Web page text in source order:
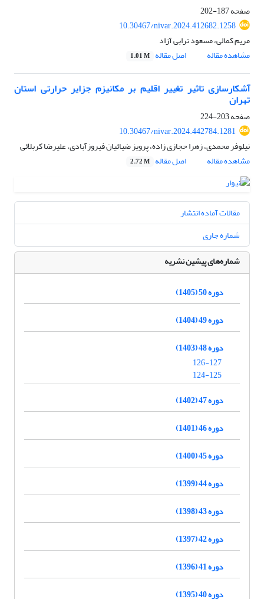
صفحه187-202
10.30467/nivar.2024.412682.1258
مریم کمالی، مسعود ترابی آزاد
مشاهده مقاله
اصل مقاله 1.01 M
آشکارسازی تاثیر تغییر اقلیم بر مکانیزم جزایر حرارتی استان
تهران
صفحه203-224
10.30467/nivar.2024.442784.1281
نیلوفر محمدی، زهرا حجازی زاده، پرویز ضیائیان فیروزآبادی، علیرضا کربلائی
مشاهده مقاله
اصل مقاله 2.72 M
مقالات آماده انتشار
شماره جاری
شماره‌های پیشین نشریه
دوره 50 (1405)
دوره 49 (1404)
دوره 48 (1403)
126-127
124-125
دوره 47 (1402)
دوره 46 (1401)
دوره 45 (1400)
دوره 44 (1399)
دوره 43 (1398)
دوره 42 (1397)
دوره 41 (1396)
دوره 40 (1395)